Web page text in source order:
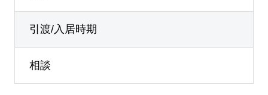
引渡/入居時期
相談